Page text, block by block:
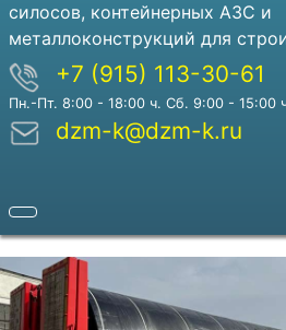
силосов, контейнерных АЗС и
металлоконструкций для
+7 (915) 113-30-61
Пн.-Пт. 8:00 - 18:00 ч. Сб. 9:00 - 15:00
dzm-k@dzm-k.ru